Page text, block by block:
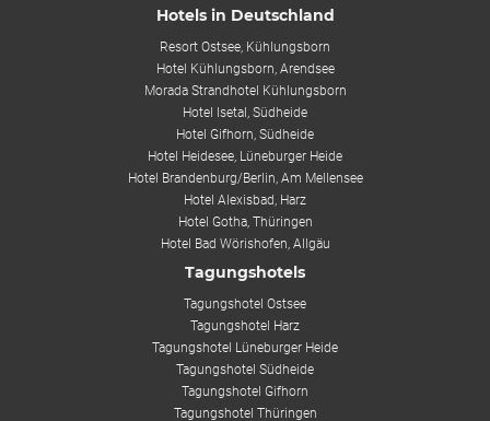
Hotels in Deutschland
Resort Ostsee, Kühlungsborn
Hotel Kühlungsborn, Arendsee
Morada Strandhotel Kühlungsborn
Hotel Isetal, Südheide
Hotel Gifhorn, Südheide
Hotel Heidesee, Lüneburger Heide
Hotel Brandenburg/Berlin, Am Mellensee
Hotel Alexisbad, Harz
Hotel Gotha, Thüringen
Hotel Bad Wörishofen, Allgäu
Tagungshotels
Tagungshotel Ostsee
Tagungshotel Harz
Tagungshotel Lüneburger Heide
Tagungshotel Südheide
Tagungshotel Gifhorn
Tagungshotel Thüringen